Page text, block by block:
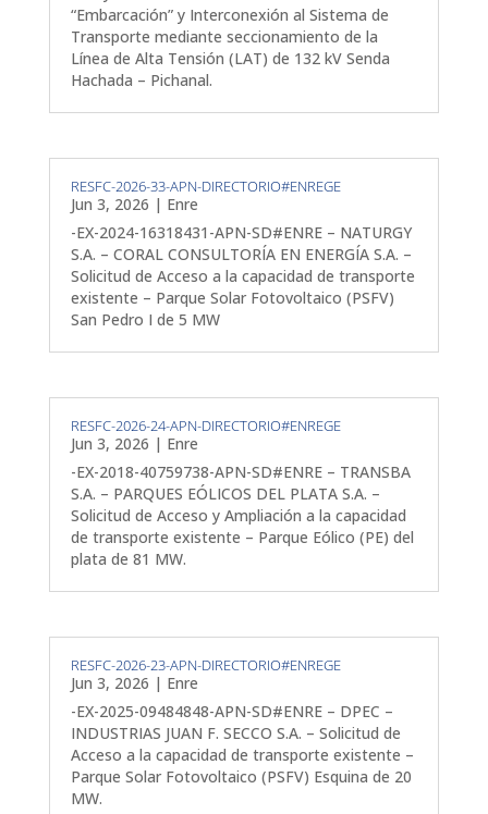
“Embarcación” y Interconexión al Sistema de
Transporte mediante seccionamiento de la
Línea de Alta Tensión (LAT) de 132 kV Senda
Hachada – Pichanal.
RESFC-2026-33-APN-DIRECTORIO#ENREGE
Jun 3, 2026 | Enre
-EX-2024-16318431-APN-SD#ENRE – NATURGY
S.A. – CORAL CONSULTORÍA EN ENERGÍA S.A. –
Solicitud de Acceso a la capacidad de transporte
existente – Parque Solar Fotovoltaico (PSFV)
San Pedro I de 5 MW
RESFC-2026-24-APN-DIRECTORIO#ENREGE
Jun 3, 2026 | Enre
-EX-2018-40759738-APN-SD#ENRE – TRANSBA
S.A. – PARQUES EÓLICOS DEL PLATA S.A. –
Solicitud de Acceso y Ampliación a la capacidad
de transporte existente – Parque Eólico (PE) del
plata de 81 MW.
RESFC-2026-23-APN-DIRECTORIO#ENREGE
Jun 3, 2026 | Enre
-EX-2025-09484848-APN-SD#ENRE – DPEC –
INDUSTRIAS JUAN F. SECCO S.A. – Solicitud de
Acceso a la capacidad de transporte existente –
Parque Solar Fotovoltaico (PSFV) Esquina de 20
MW.